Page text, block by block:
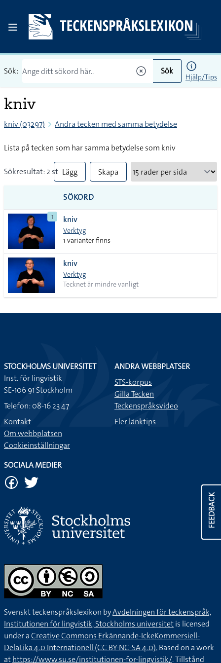
Sök: Sök
Hjälp/Tips
kniv
kniv (03297) Andra tecken med samma betydelse
Lista på tecken som har samma betydelse som kniv
Sökresultat: 2 st Lägg
till
alla i
lista
Skapa
SÖKORD
1 kniv
Verktyg
1 varianter finns
kniv
Verktyg
Tecknet är mindre vanligt
FEEDBACK
STOCKHOLMS UNIVERSITET
Inst. för lingvistik
SE-106 91 Stockholm
Telefon: 08-16 23 47
Kontakt
Om webbplatsen
Cookieinställningar
ANDRA WEBBPLATSER
STS-korpus
Gilla Tecken
Teckenspråksvideo
Fler länktips
SOCIALA MEDIER
Svenskt teckenspråkslexikon byAvdelningen för teckenspråk,
Institutionen för lingvistik, Stockholms universitetis licensed
under aCreative Commons Erkännande-IckeKommersiell-
DelaLika 4.0 Internationell (CC BY-NC-SA 4.0).Based on a work
athttps://www.su.se/institutionen-for-lingvistik/. Tillstånd